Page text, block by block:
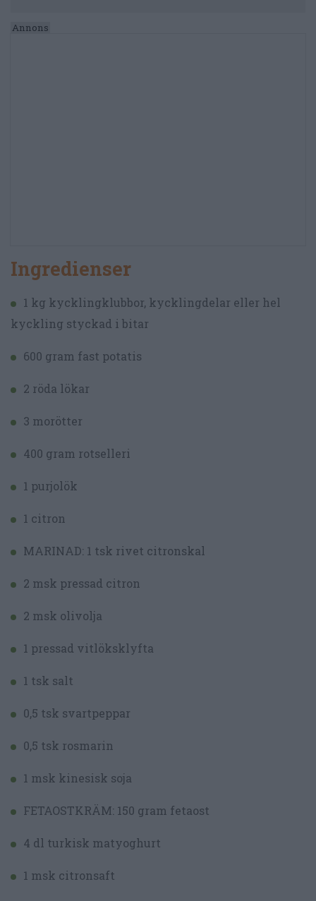
Ingredienser
1 kg kycklingklubbor, kycklingdelar eller hel
kyckling styckad i bitar
600 gram fast potatis
2 röda lökar
3 morötter
400 gram rotselleri
1 purjolök
1 citron
MARINAD: 1 tsk rivet citronskal
2 msk pressad citron
2 msk olivolja
1 pressad vitlöksklyfta
1 tsk salt
0,5 tsk svartpeppar
0,5 tsk rosmarin
1 msk kinesisk soja
FETAOSTKRÄM: 150 gram fetaost
4 dl turkisk matyoghurt
1 msk citronsaft